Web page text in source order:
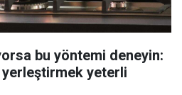
bu yöntemi deneyin:
yeterli